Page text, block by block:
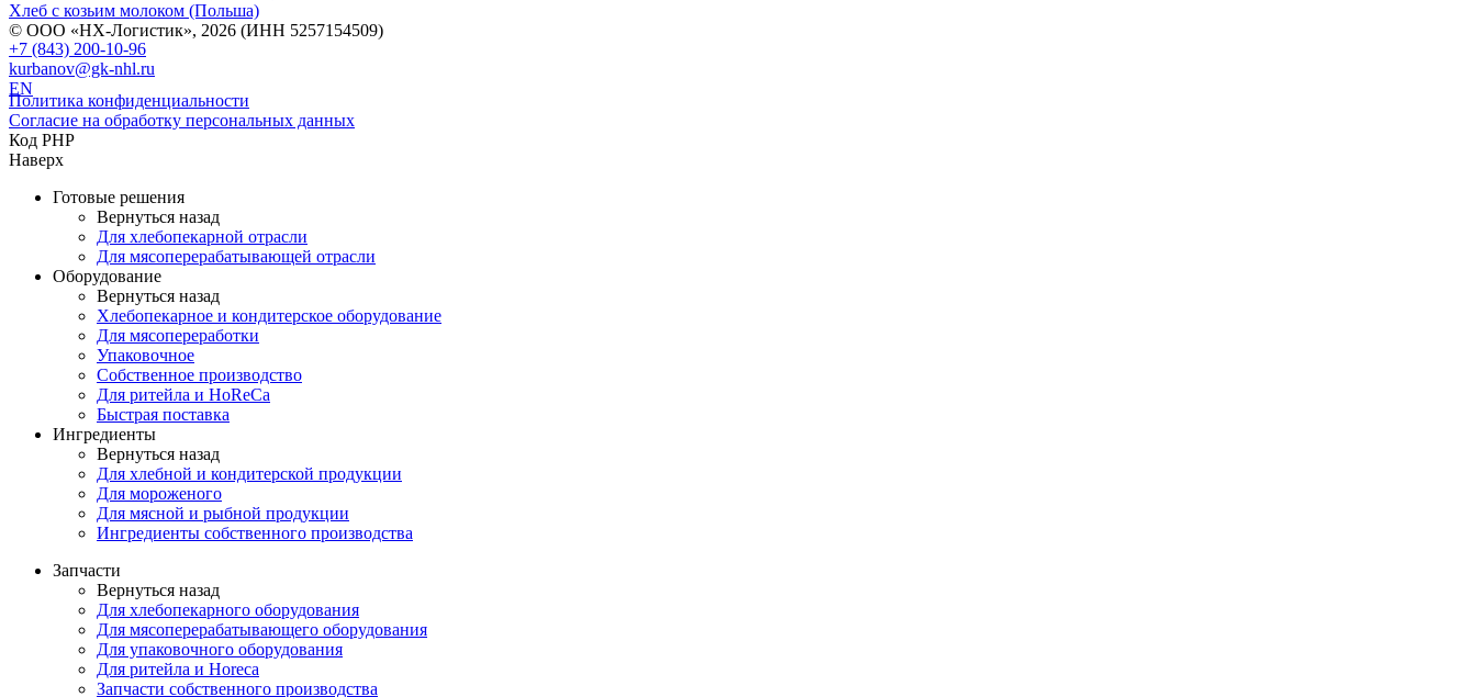
Хлеб с козьим молоком (Польша)
© ООО «НХ-Логистик», 2026 (ИНН 5257154509)
+7 (843) 200-10-96
kurbanov@gk-nhl.ru
EN
Политика конфиденциальности
Согласие на обработку персональных данных
Код PHP
Наверх
Готовые решения
Вернуться назад
Для хлебопекарной отрасли
Для мясоперерабатывающей отрасли
Оборудование
Вернуться назад
Хлебопекарное и кондитерское оборудование
Для мясопереработки
Упаковочное
Собственное производство
Для ритейла и HoReCa
Быстрая поставка
Ингредиенты
Вернуться назад
Для хлебной и кондитерской продукции
Для мороженого
Для мясной и рыбной продукции
Ингредиенты собственного производства
Запчасти
Вернуться назад
Для хлебопекарного оборудования
Для мясоперерабатывающего оборудования
Для упаковочного оборудования
Для ритейла и Horeca
Запчасти собственного производства